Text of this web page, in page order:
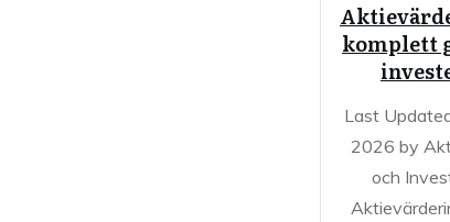
komplett
Last
2026 by
och